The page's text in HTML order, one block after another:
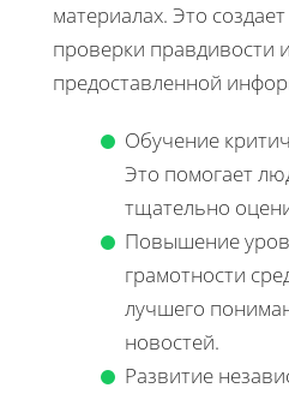
материалах. Это
проверки правдивости
предоставленной
Обучение
Это помогает
тщательно
Повышение
грамотности
лучшего
новостей.
Развитие